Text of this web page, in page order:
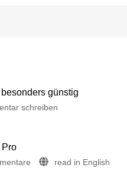
günstig
schreiben
read in English